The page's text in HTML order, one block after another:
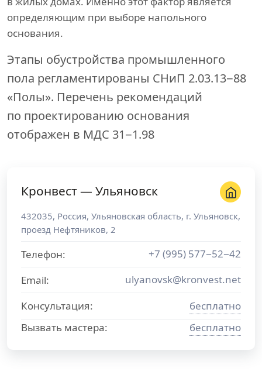
определяющим при выборе напольного
основания.
Этапы обустройства промышленного
пола регламентированы СНиП 2.03.13−88
«Полы». Перечень рекомендаций
по проектированию основания
отображен в МДС 31−1.98
Кронвест — Ульяновск
432035, Россия, Ульяновская область, г. Ульяновск,
проезд Нефтяников, 2
Телефон:
+7 (995) 577−52−42
Email:
ulyanovsk@kronvest.net
Консультация:
бесплатно
Вызвать мастера:
бесплатно